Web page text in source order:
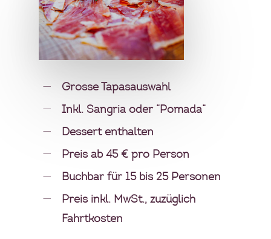
Grosse Tapasauswahl
Inkl. Sangria oder “Pomada”
Dessert enthalten
Preis ab 45 € pro Person
Buchbar für 15 bis 25 Personen
Preis inkl. MwSt., zuzüglich
Fahrtkosten
MEIN GÄSTEBUCH
PRESSE & MEDIEN
NEWSLETTER